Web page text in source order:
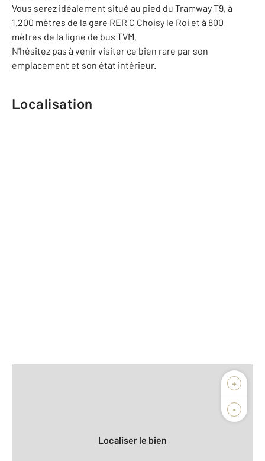
Vous serez idéalement situé au pied du Tramway T9, à
1.200 mètres de la gare RER C Choisy le Roi et à 800
mètres de la ligne de bus TVM.
N'hésitez pas à venir visiter ce bien rare par son
emplacement et son état intérieur.
Localisation
+
-
Biens vendus
Localiser le bien